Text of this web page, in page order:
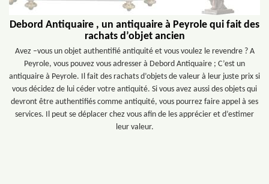
Debord Antiquaire , un antiquaire à Peyrole qui fait des
rachats d’objet ancien
Avez –vous un objet authentifié antiquité et vous voulez le revendre ? A
Peyrole, vous pouvez vous adresser à Debord Antiquaire ; C’est un
antiquaire à Peyrole. Il fait des rachats d’objets de valeur à leur juste prix si
vous décidez de lui céder votre antiquité. Si vous avez aussi des objets qui
devront être authentifiés comme antiquité, vous pourrez faire appel à ses
services. Il peut se déplacer chez vous afin de les apprécier et d’estimer
leur valeur.